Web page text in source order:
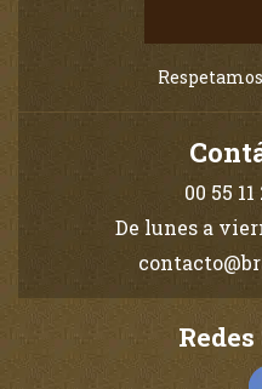
00 55
De lunes a